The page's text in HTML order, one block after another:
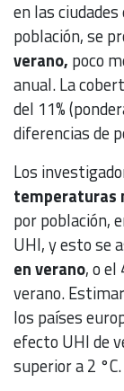
en las
población, se
verano, poco
anual. La
del 11%
diferencias de
Los
temperaturas
por población,
UHI, y esto se
en verano, o el
verano.
los países
efecto UHI de
superior a 2 °C.